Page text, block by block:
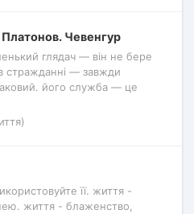
Чевенгур
глядач — він не бере
в стражданні — завжди
його служба — це
її. життя -
життя - блаженство,